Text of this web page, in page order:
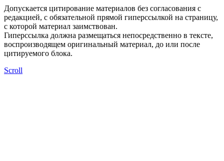
Допускается цитирование материалов без согласования с
редакцией, с обязательной прямой гиперссылкой на страницу,
с которой материал заимствован.
Гиперссылка должна размещаться непосредственно в тексте,
воспроизводящем оригинальный материал, до или после
цитируемого блока.
Scroll